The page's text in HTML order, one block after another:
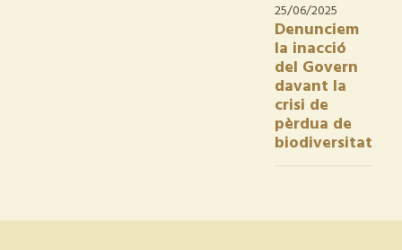
25/06/2025
Denunciem
la inacció
del Govern
davant la
crisi de
pèrdua de
biodiversitat